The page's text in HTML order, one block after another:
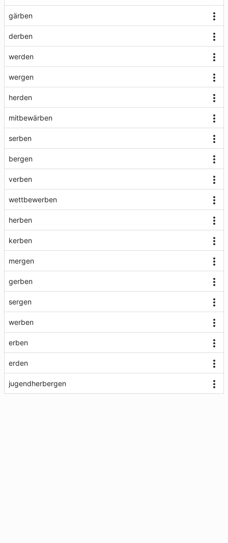
gärben
derben
werden
wergen
herden
mitbewärben
serben
bergen
verben
wettbewerben
herben
kerben
mergen
gerben
sergen
werben
erben
erden
jugendherbergen